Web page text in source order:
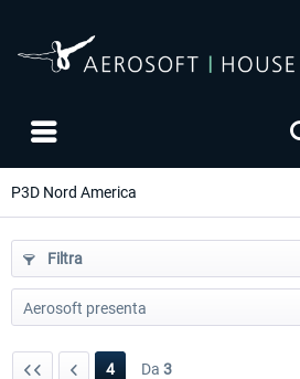
P3D Nord America
Filtra
4 Da 3